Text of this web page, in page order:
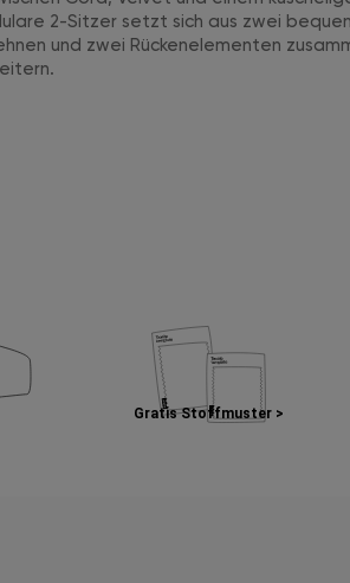
2-Sitzer setzt sich aus zwei
und zwei Rückenelementen
Gratis Stoffmuster >